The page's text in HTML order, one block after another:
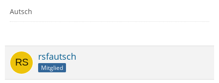
Autsch
rsfautsch
Mitglied